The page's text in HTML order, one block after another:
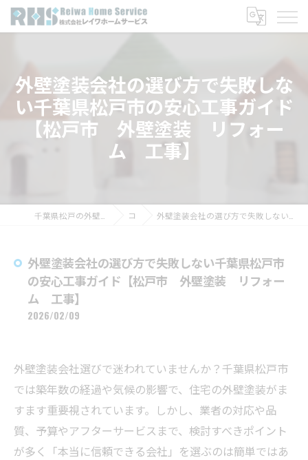
外壁塗装会社の選び方で失敗しな
い千葉県松戸市の安心工事ガイド
【松戸市 外壁塗装 リフォー
ム 工事】
コラム 外壁塗装会社の選び方で失敗しない千葉県松戸市の安心工事ガイド【松戸市 外壁塗装 リフォーム 工事】
外壁塗装会社の選び方で失敗しない千葉県松戸市
の安心工事ガイド【松戸市 外壁塗装 リフォー
ム 工事】
2026/02/09
外壁塗装会社選びで迷われていませんか？千葉県松戸市
では築年数の経過や気候の影響で、住宅の外壁塗装がま
すます重要視されています。しかし、業者の対応や品
質、予算やアフターサービスまで、検討すべきポイント
が多く「本当に信頼できる会社」を選ぶのは簡単ではあ